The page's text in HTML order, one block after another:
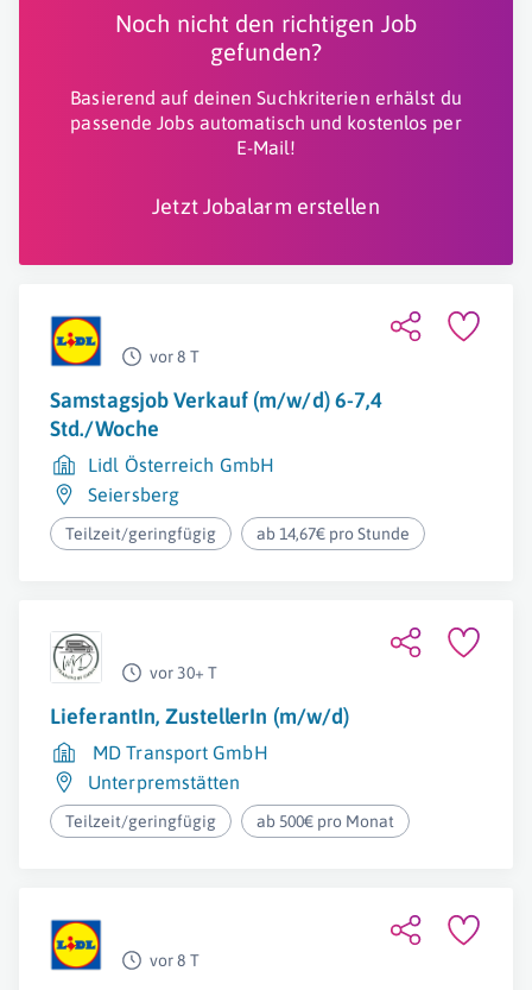
Noch nicht den richtigen Job
gefunden?
Basierend auf deinen Suchkriterien erhälst du
passende Jobs automatisch und kostenlos per
E-Mail!
Jetzt Jobalarm erstellen
vor 8 T
Samstagsjob Verkauf (m/w/d) 6-7,4
Std./Woche
Lidl Österreich GmbH
Seiersberg
Teilzeit/geringfügig ab 14,67€ pro Stunde
vor 30+ T
LieferantIn, ZustellerIn (m/w/d)
MD Transport GmbH
Unterpremstätten
Teilzeit/geringfügig ab 500€ pro Monat
vor 8 T